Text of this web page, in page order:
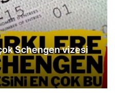
Schengen vizesi